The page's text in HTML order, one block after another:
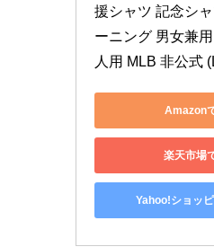
援シャツ 記念シ
ーニング 男女兼
人用 MLB 非公式
Amazon
楽天市場
Yahoo!ショッ